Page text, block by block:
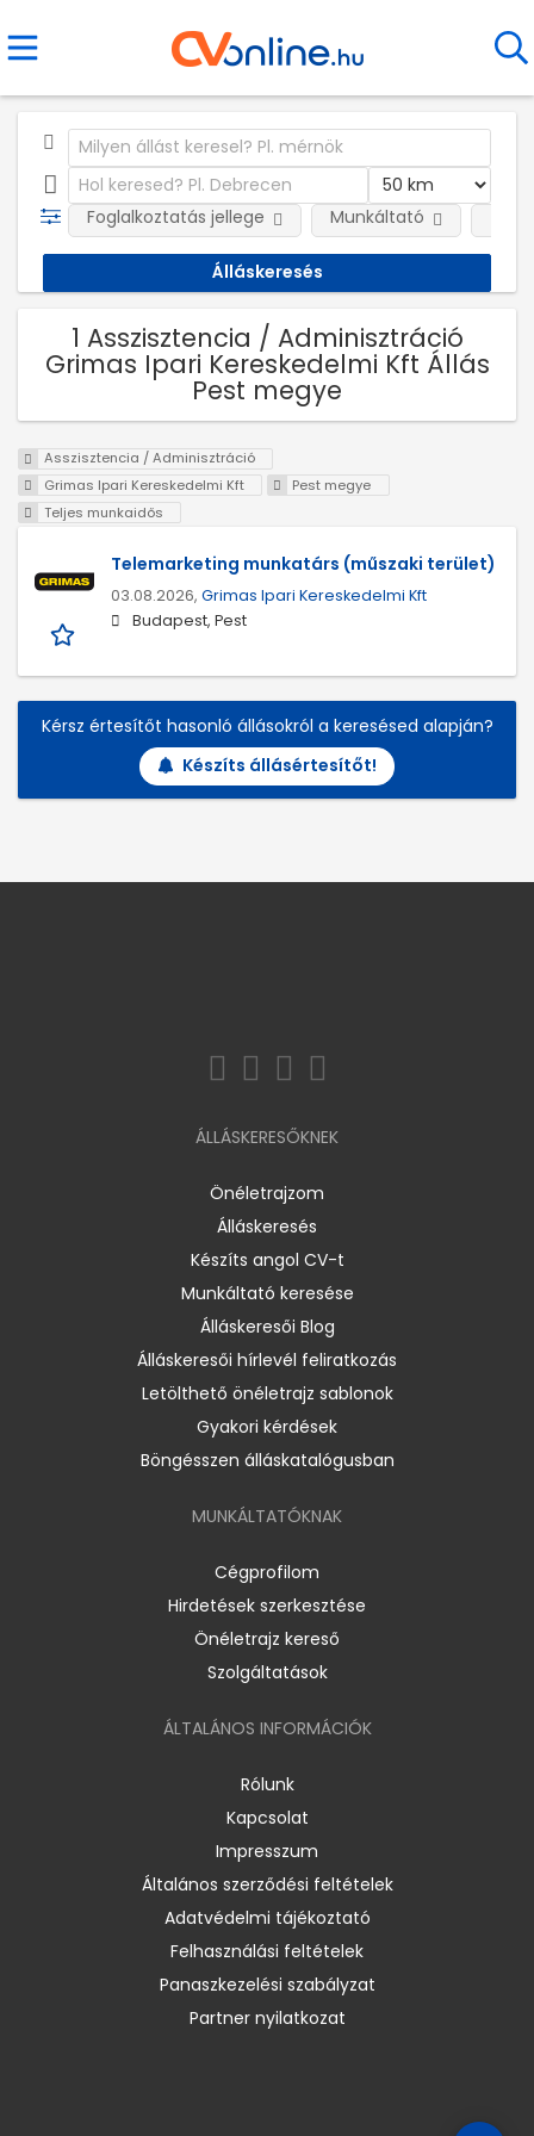
Foglalkoztatás jellege Munkáltató
1 Asszisztencia / Adminisztráció
Grimas Ipari Kereskedelmi Kft Állás
Pest megye
Asszisztencia / Adminisztráció
Grimas Ipari Kereskedelmi Kft
Pest megye
Teljes munkaidős
Telemarketing munkatárs (műszaki terület)
03.08.2026, Grimas Ipari Kereskedelmi Kft
Budapest, Pest
Kérsz értesítőt hasonló állásokról a keresésed alapján?
Készíts állásértesítőt!
ÁLLÁSKERESŐKNEK
Önéletrajzom
Álláskeresés
Készíts angol CV-t
Munkáltató keresése
Álláskeresői Blog
Álláskeresői hírlevél feliratkozás
Letölthető önéletrajz sablonok
Gyakori kérdések
Böngésszen álláskatalógusban
MUNKÁLTATÓKNAK
Cégprofilom
Hirdetések szerkesztése
Önéletrajz kereső
Szolgáltatások
ÁLTALÁNOS INFORMÁCIÓK
Rólunk
Kapcsolat
Impresszum
Általános szerződési feltételek
Adatvédelmi tájékoztató
Felhasználási feltételek
Panaszkezelési szabályzat
Partner nyilatkozat